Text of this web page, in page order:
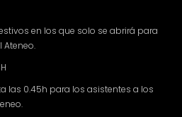
en los que solo se abrirá para
Ateneo.
las 0.45h para los asistentes a los